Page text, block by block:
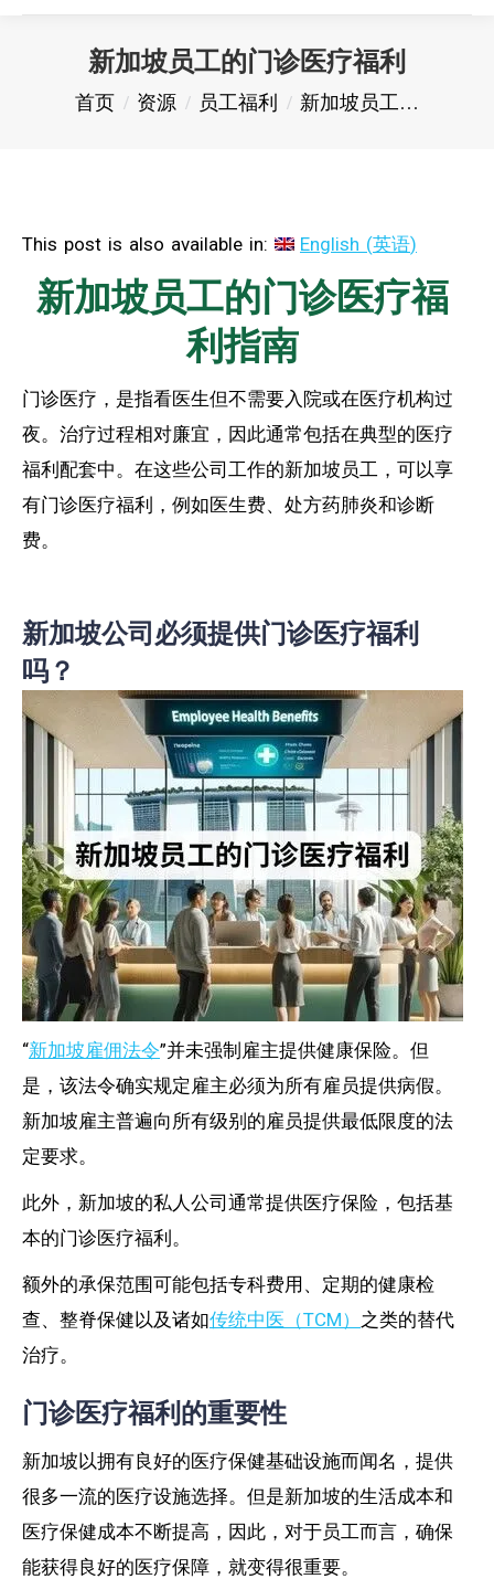
新加坡员工的门诊医疗福利
您在这里：
首页 资源 员工福利 新加坡员工…
This post is also available in: English (英语)
新加坡员工的门诊医疗福
利指南
门诊医疗，是指看医生但不需要入院或在医疗机构过
夜。治疗过程相对廉宜，因此通常包括在典型的医疗
福利配套中。在这些公司工作的新加坡员工，可以享
有门诊医疗福利，例如医生费、处方药肺炎和诊断
费。
新加坡公司必须提供门诊医疗福利
吗？
“新加坡雇佣法令”并未强制雇主提供健康保险。但
是，该法令确实规定雇主必须为所有雇员提供病假。
新加坡雇主普遍向所有级别的雇员提供最低限度的法
定要求。
此外，新加坡的私人公司通常提供医疗保险，包括基
本的门诊医疗福利。
额外的承保范围可能包括专科费用、定期的健康检
查、整脊保健以及诸如传统中医（TCM） 之类的替代
治疗。
门诊医疗福利的重要性
新加坡以拥有良好的医疗保健基础设施而闻名，提供
很多一流的医疗设施选择。但是新加坡的生活成本和
医疗保健成本不断提高，因此，对于员工而言，确保
能获得良好的医疗保障，就变得很重要。